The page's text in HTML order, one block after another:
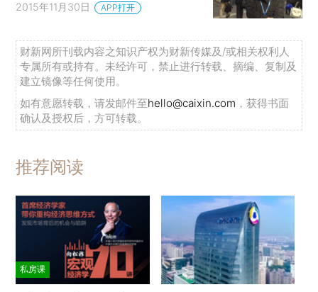
2015年11月30日 APP打开
财新网所刊载内容之知识产权为财新传媒及/或相关权利人
专属所有或持有。未经许可，禁止进行转载、摘编、复制及
建立镜像等任何使用。
如有意愿转载，请发邮件至hello@caixin.com ，获得书面
确认及授权后，方可转载。
推荐阅读
私房课